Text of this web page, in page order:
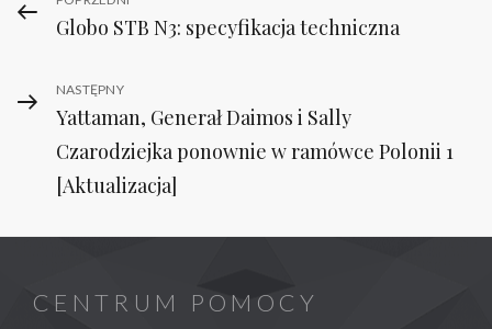
wpisu
Post
Globo STB N3: specyfikacja techniczna
Next
Post
NASTĘPNY
Yattaman, Generał Daimos i Sally
Czarodziejka ponownie w ramówce Polonii 1
[Aktualizacja]
CENTRUM POMOCY